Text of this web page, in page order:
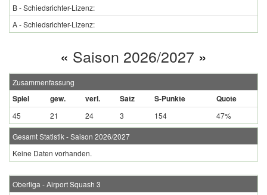
B - Schiedsrichter-Lizenz:
A - Schiedsrichter-Lizenz:
« Saison 2026/2027 »
Zusammenfassung
Spiel gew. verl. Satz S-Punkte Quote
45 21 24 3 154 47%
Gesamt Statistik - Saison 2026/2027
Keine Daten vorhanden.
Oberliga - Airport Squash 3